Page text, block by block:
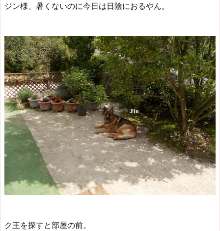
ジン様、暑くないのに今日は日陰におるやん。
ク王を探すと部屋の前。